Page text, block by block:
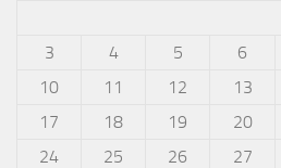
3
4 5 6
10
11 12 13
17
18 19 20
24
25 26 27